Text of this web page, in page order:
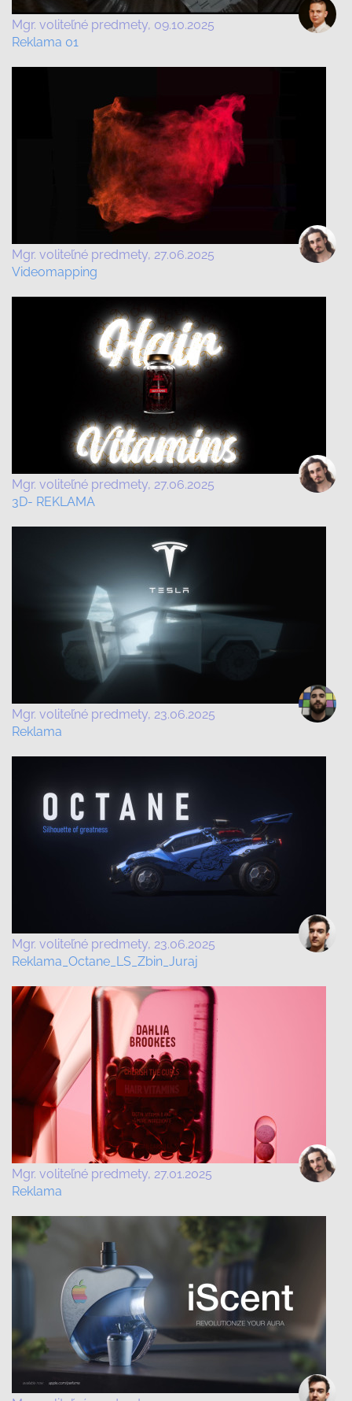
Mgr. voliteľné predmety 09.10.2025
Reklama 01
Mgr. voliteľné predmety 27.06.2025
Videomapping
Mgr. voliteľné predmety 27.06.2025
3D- REKLAMA
Mgr. voliteľné predmety 23.06.2025
Reklama
Mgr. voliteľné predmety 23.06.2025
Reklama_Octane_LS_Zbin_Juraj
Mgr. voliteľné predmety 27.01.2025
Reklama